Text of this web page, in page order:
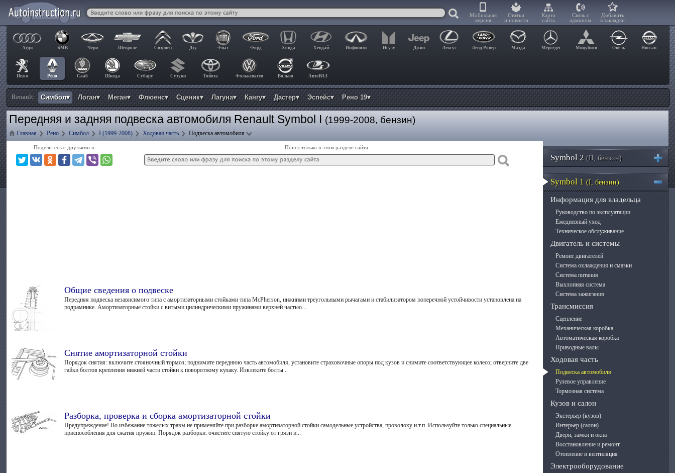
Мобильная
версия
Статьи
и новости
Карта
сайта
Связь с
админом
Добавить
в закладки
Ауди БМВ Чери Шевроле Ситроен Дэу Фиат Форд Хонда Хендай Инфинити Исузу Джип Лексус Ленд Ровер Мазда Мерседес Мицубиси Опель Ниссан
Пежо Рено Сааб Шкода Субару Сузуки Тойота Фольксваген Вольво АвтоВАЗ
Renault: Симбол▾ Логан▾ Меган▾ Флюенс▾ Сценик▾ Лагуна▾ Кангу▾ Дастер▾ Эспейс▾ Рено 19▾
Передняя и задняя подвеска автомобиля Renault Symbol I (1999-2008, бензин)
Главная Рено Симбол I (1999-2008) Ходовая часть Подвеска автомобиля
Поделитесь с друзьями в: Поиск только в этом разделе сайта:
Общие сведения о подвеске
Передняя подвеска независимого типа с амортизаторными стойками типа McPherson, нижними треугольными рычагами и стабилизатором поперечной устойчивости установлена на
подрамнике. Амортизаторные стойки с витыми цилиндрическими пружинами верхней частью...
Снятие амортизаторной стойки
Порядок снятия: включите стояночный тормоз; поднимите переднюю часть автомобиля, установите страховочные опоры под кузов и снимите соответствующее колесо; отверните две
гайки болтов крепления нижней части стойки к поворотному кулаку. Извлеките болты...
Разборка, проверка и сборка амортизаторной стойки
Предупреждение! Во избежание тяжелых травм не применяйте при разборке амортизаторной стойки самодельные устройства, проволоку и т.п. Используйте только специальные
приспособления для сжатия пружин. Порядок разборки: очистите снятую стойку от грязи и...
Symbol 2 (II, бензин)
Symbol 1 (I, бензин)
Информация для владельца
Руководство по эксплуатации
Ежедневный уход
Техническое обслуживание
Двигатель и системы
Ремонт двигателей
Система охлаждения и смазки
Система питания
Выхлопная система
Система зажигания
Трансмиссия
Сцепление
Механическая коробка
Автоматическая коробка
Приводные валы
Ходовая часть
Подвеска автомобиля
Рулевое управление
Тормозная система
Кузов и салон
Экстерьер (кузов)
Интерьер (салон)
Двери, замки и окна
Восстановление и ремонт
Отопление и вентиляция
Электрооборудование